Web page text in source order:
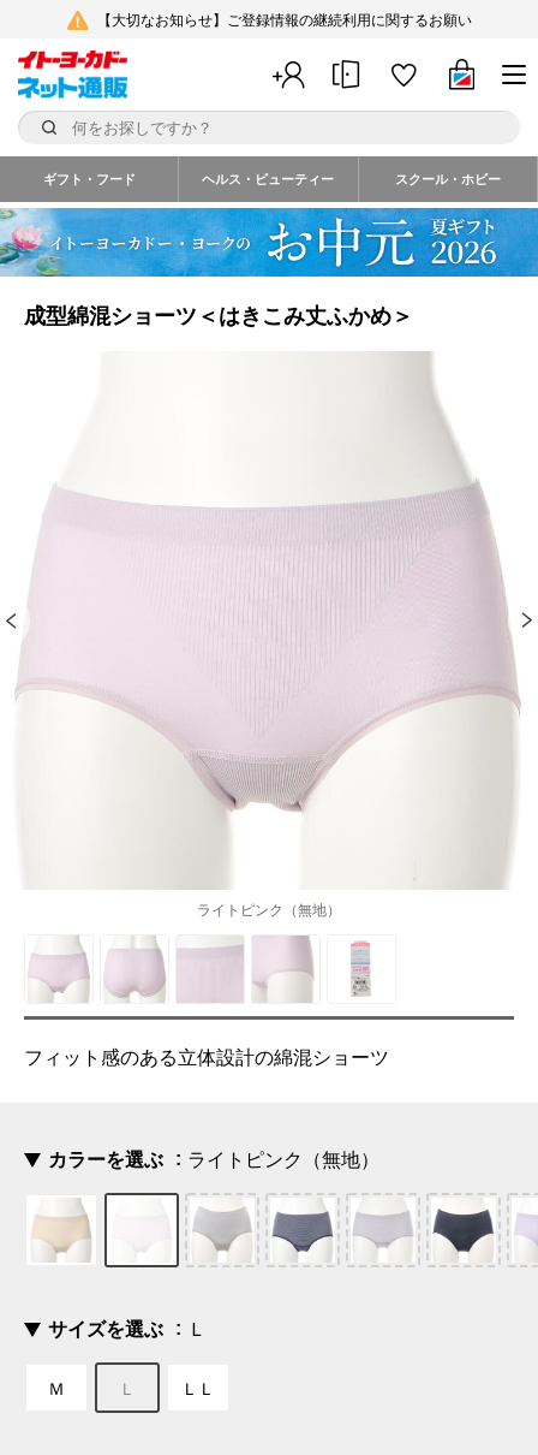
【大切なお知らせ】ご登録情報の継続利用に関するお願い
ギフト・フード ヘルス・ビューティー スクール・ホビー
成型綿混ショーツ＜はきこみ丈ふかめ＞
ライトピンク（無地）
フィット感のある立体設計の綿混ショーツ
カラーを選ぶ ライトピンク（無地）
サイズを選ぶ Ｌ
Ｍ Ｌ ＬＬ